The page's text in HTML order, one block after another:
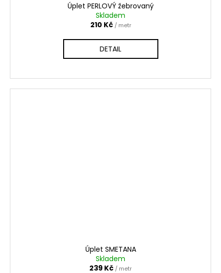
Úplet PERLOVÝ žebrovaný
Skladem
210 Kč / metr
DETAIL
Úplet SMETANA
Skladem
239 Kč / metr